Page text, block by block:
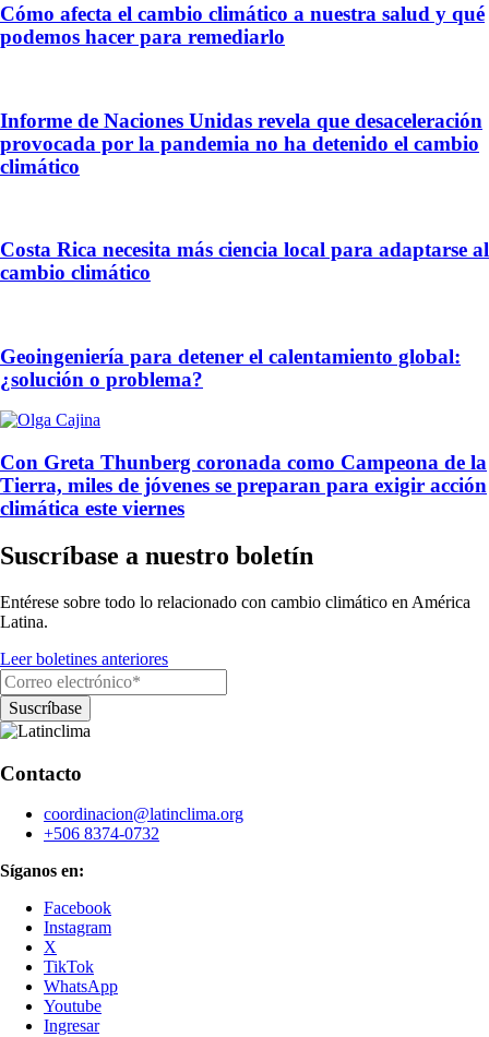
Cómo afecta el cambio climático a nuestra salud y qué
podemos hacer para remediarlo
Informe de Naciones Unidas revela que desaceleración
provocada por la pandemia no ha detenido el cambio
climático
Costa Rica necesita más ciencia local para adaptarse al
cambio climático
Geoingeniería para detener el calentamiento global:
¿solución o problema?
Con Greta Thunberg coronada como Campeona de la
Tierra, miles de jóvenes se preparan para exigir acción
climática este viernes
Suscríbase a nuestro boletín
Entérese sobre todo lo relacionado con cambio climático en América
Latina.
Leer boletines anteriores
Contacto
coordinacion@latinclima.org
+506 8374-0732
Síganos en:
Facebook
Instagram
X
TikTok
WhatsApp
Youtube
Ingresar